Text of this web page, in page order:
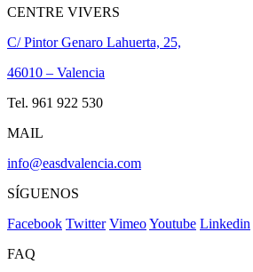
CENTRE VIVERS
C/ Pintor Genaro Lahuerta, 25,
46010 – Valencia
Tel. 961 922 530
MAIL
info@easdvalencia.com
SÍGUENOS
Facebook Twitter VimeoYoutube Linkedin
FAQ